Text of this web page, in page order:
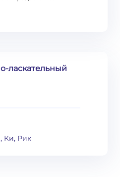
ласкательный
Ки, Рик